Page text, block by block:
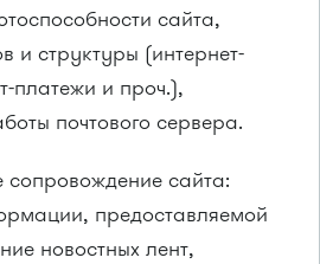
сайта,
и структуры (интернет-
платежи и проч.),
почтового сервера.
сайта:
предоставляемой
новостных лент,